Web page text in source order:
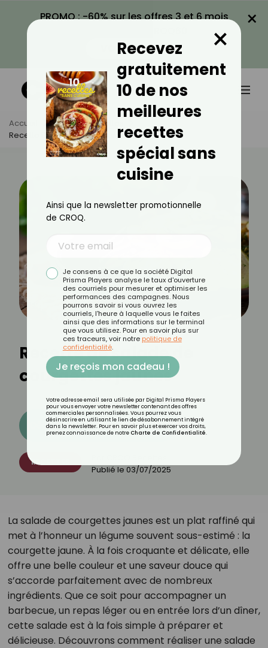
PROMO : -60% sur les offres 3 et 6 mois
VOIR LA PROMO
×
Accueil Actus
Recettes
Recette De Salade De Courgettes Jaunes
Recette de salade de
courgettes jaunes
Découvrez les 11 menus CROQ
RECETTES
Publié le 03/07/2025
La salade de courgettes jaunes est un plat raffiné qui
met à l’honneur un légume souvent sous-estimé : la
courgette jaune. À la fois croquante et délicate, elle
offre une belle couleur et une saveur douce qui
s’accorde parfaitement avec de nombreux
ingrédients. Que ce soit pour accompagner un
barbecue, un repas léger ou en entrée lors d’un dîner,
cette salade est à la fois simple à préparer et
délicieuse. Découvrons comment réaliser une salade
Recevez
gratuitement
10 de nos
meilleures
recettes
spécial sans
cuisine
×
Ainsi que la newsletter promotionnelle
de CROQ.
Je consens à ce que la société Digital
Prisma Players analyse le taux d'ouverture
des courriels pour mesurer et optimiser les
performances des campagnes. Nous
pourrons savoir si vous ouvrez les
courriels, l'heure à laquelle vous le faites
ainsi que des informations sur le terminal
que vous utilisez. Pour en savoir plus sur
ces traceurs, voir notre politique de
confidentialité.
Je reçois mon cadeau !
Votre adresse email sera utilisée par Digital Prisma Players
pour vous envoyer votre newsletter contenant des offres
commerciales personnalisées. Vous pourrez vous
désinscrire en utilisant le lien de désabonnement intégré
dans la newsletter. Pour en savoir plus et exercer vos droits,
prenez connaissance de notre Charte de Confidentialité.